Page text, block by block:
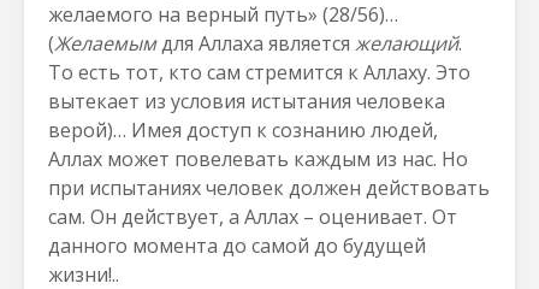
желаемого на верный путь» (28/56)…
(Желаемымдля Аллаха является желающий.
То есть тот, кто сам стремится к Аллаху. Это
вытекает из условия истытания человека
верой)… Имея доступ к сознанию людей,
Аллах может повелевать каждым из нас. Но
при испытаниях человек должен действовать
сам. Он действует, а Аллах – оценивает. От
данного момента до самой до будущей
жизни!..